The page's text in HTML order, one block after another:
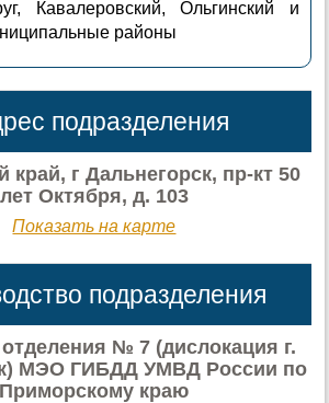
Кавалеровский, Ольгинский и
районы
подразделения
край, г Дальнегорск, пр-кт 50
лет Октября, д. 103
Показать на карте
подразделения
№ 7 (дислокация г.
МЭО ГИБДД УМВД России по
Приморскому краю